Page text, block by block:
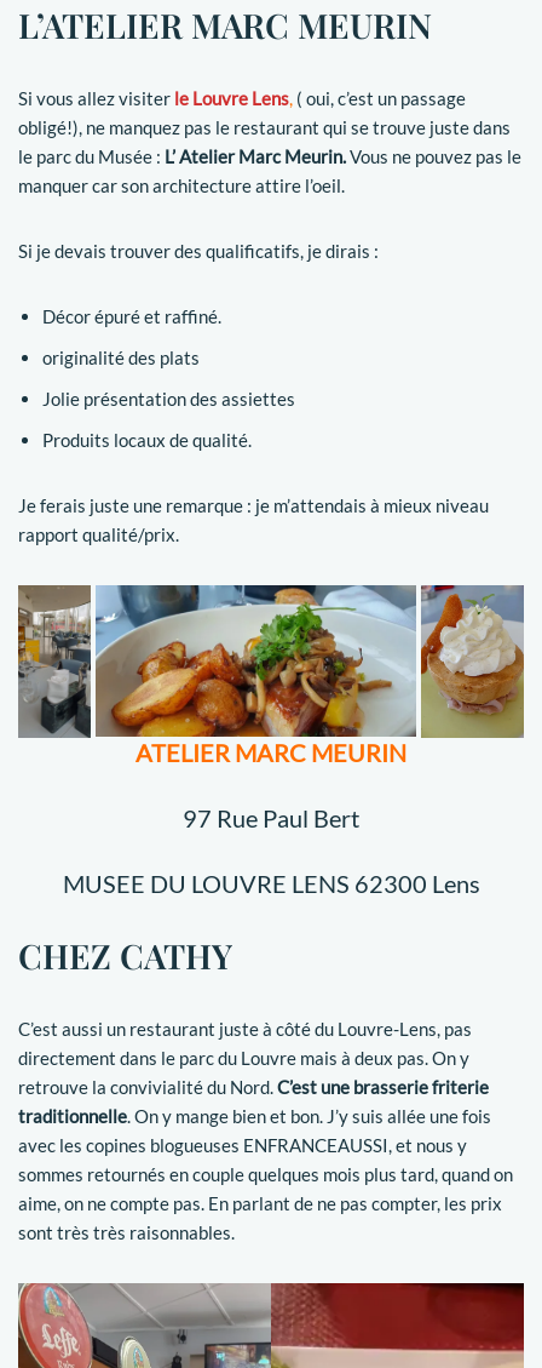
L’ATELIER MARC MEURIN
Si vous allez visiter le Louvre Lens, ( oui, c’est un passage
obligé!), ne manquez pas le restaurant qui se trouve juste dans
le parc du Musée : L’ Atelier Marc Meurin.Vous ne pouvez pas le
manquer car son architecture attire l’oeil.
Si je devais trouver des qualificatifs, je dirais :
Décor épuré et raffiné.
originalité des plats
Jolie présentation des assiettes
Produits locaux de qualité.
Je ferais juste une remarque : je m’attendais à mieux niveau
rapport qualité/prix.
ATELIER MARC MEURIN
97 Rue Paul Bert
MUSEE DU LOUVRE LENS 62300 Lens
CHEZ CATHY
C’est aussi un restaurant juste à côté du Louvre-Lens, pas
directement dans le parc du Louvre mais à deux pas. On y
retrouve la convivialité du Nord.C’est une brasserie friterie
traditionnelle. On y mange bien et bon. J’y suis allée une fois
avec les copines blogueuses ENFRANCEAUSSI, et nous y
sommes retournés en couple quelques mois plus tard, quand on
aime, on ne compte pas. En parlant de ne pas compter, les prix
sont très très raisonnables.